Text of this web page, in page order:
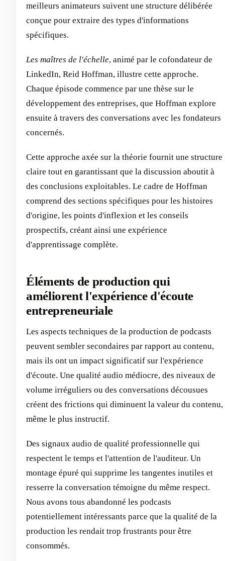
meilleurs animateurs suivent une structure délibérée
conçue pour extraire des types d'informations
spécifiques.
Les maîtres de l'échelle, animé par le cofondateur de
LinkedIn, Reid Hoffman, illustre cette approche.
Chaque épisode commence par une thèse sur le
développement des entreprises, que Hoffman explore
ensuite à travers des conversations avec les fondateurs
concernés.
Cette approche axée sur la théorie fournit une structure
claire tout en garantissant que la discussion aboutit à
des conclusions exploitables. Le cadre de Hoffman
comprend des sections spécifiques pour les histoires
d'origine, les points d'inflexion et les conseils
prospectifs, créant ainsi une expérience
d'apprentissage complète.
Éléments de production qui
améliorent l'expérience d'écoute
entrepreneuriale
Les aspects techniques de la production de podcasts
peuvent sembler secondaires par rapport au contenu,
mais ils ont un impact significatif sur l'expérience
d'écoute. Une qualité audio médiocre, des niveaux de
volume irréguliers ou des conversations décousues
créent des frictions qui diminuent la valeur du contenu,
même le plus instructif.
Des signaux audio de qualité professionnelle qui
respectent le temps et l'attention de l'auditeur. Un
montage épuré qui supprime les tangentes inutiles et
resserre la conversation témoigne du même respect.
Nous avons tous abandonné les podcasts
potentiellement intéressants parce que la qualité de la
production les rendait trop frustrants pour être
consommés.